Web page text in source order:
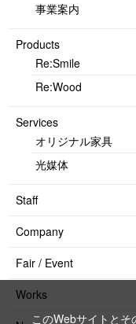
事業案内
Products
Re:Smile
Re:Wood
Services
オリジナル家具
光媒体
Staff
Company
Fair / Event
Works
このWebサイトとそ